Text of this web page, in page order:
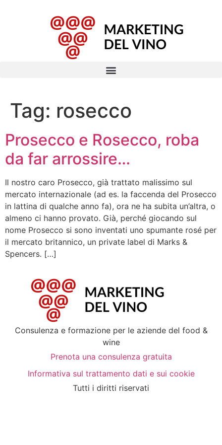
Tag: rosecco
Prosecco e Rosecco, roba
da far arrossire…
Il nostro caro Prosecco, già trattato malissimo sul
mercato internazionale (ad es. la faccenda del Prosecco
in lattina di qualche anno fa), ora ne ha subita un’altra, o
almeno ci hanno provato. Già, perché giocando sul
nome Prosecco si sono inventati uno spumante rosé per
il mercato britannico, un private label di Marks &
Spencers. […]
Consulenza e formazione per le aziende del food &
wine
Prenota una consulenza gratuita
Informativa sul trattamento dati e sui cookie
Tutti i diritti riservati